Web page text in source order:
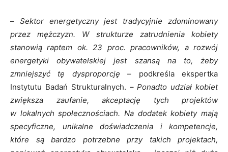
– Sektor energetyczny jest tradycyjnie zdominowany
przez mężczyzn. W strukturze zatrudnienia kobiety
stanowią raptem ok. 23 proc. pracowników, a rozwój
energetyki obywatelskiej jest szansą na to, żeby
zmniejszyć tę dysproporcję– podkreśla ekspertka
Instytutu Badań Strukturalnych. –Ponadto udział kobiet
zwiększa zaufanie, akceptację tych projektów
w lokalnych społecznościach. Na dodatek kobiety mają
specyficzne, unikalne doświadczenia i kompetencje,
które są bardzo potrzebne przy takich projektach,